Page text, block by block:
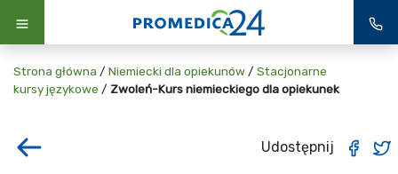
Strona główna / Niemiecki dla opiekunów / Stacjonarne
kursy językowe / Zwoleń-Kurs niemieckiego dla opiekunek
Udostępnij